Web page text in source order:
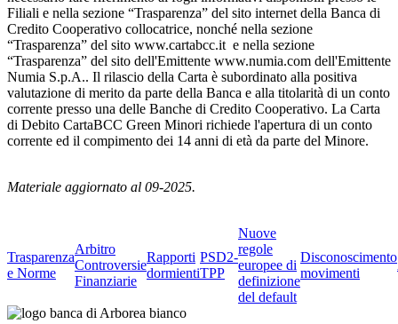
Filiali e nella sezione “Trasparenza” del sito internet della Banca di
Credito Cooperativo collocatrice, nonché nella sezione
“Trasparenza” del sito www.cartabcc.it e nella sezione
“Trasparenza” del sito dell'Emittente www.numia.com dell'Emittente
Numia S.p.A.. Il rilascio della Carta è subordinato alla positiva
valutazione di merito da parte della Banca e alla titolarità di un conto
corrente presso una delle Banche di Credito Cooperativo. La Carta
di Debito CartaBCC Green Minori richiede l'apertura di un conto
corrente ed il compimento dei 14 anni di età da parte del Minore.
Materiale aggiornato al 09-2025.
Trasparenza
e Norme
Arbitro
Controversie
Finanziarie
Rapporti
dormienti
PSD2-
TPP
Nuove
regole
europee di
definizione
del default
Disconoscimento
movimenti